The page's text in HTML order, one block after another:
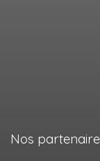
Nos